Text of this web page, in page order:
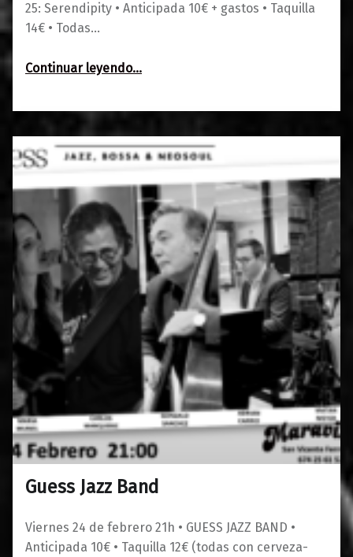
25: Serendipity • Anticipada 10€ + gastos • Taquilla
14€ • Todas…
Continuar leyendo“Jazz con Sabor a Club 25: Serendipity”
…
Guess Jazz Band
Viernes 24 de febrero 21h • GUESS JAZZ BAND •
Anticipada 10€ • Taquilla 12€ (todas con cerveza-
03/02/2023
0
Maravillas